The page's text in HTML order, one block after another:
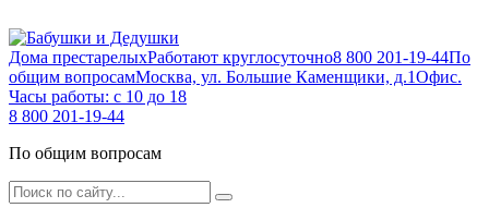
Дома престарелыхРаботают круглосуточно8 800 201-19-44По
общим вопросамМосква, ул. Большие Каменщики, д.1Офис.
Часы работы: с 10 до 18
8 800 201-19-44
По общим вопросам